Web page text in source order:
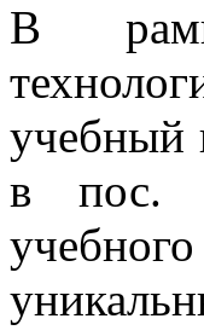
В
учебный
в пос.